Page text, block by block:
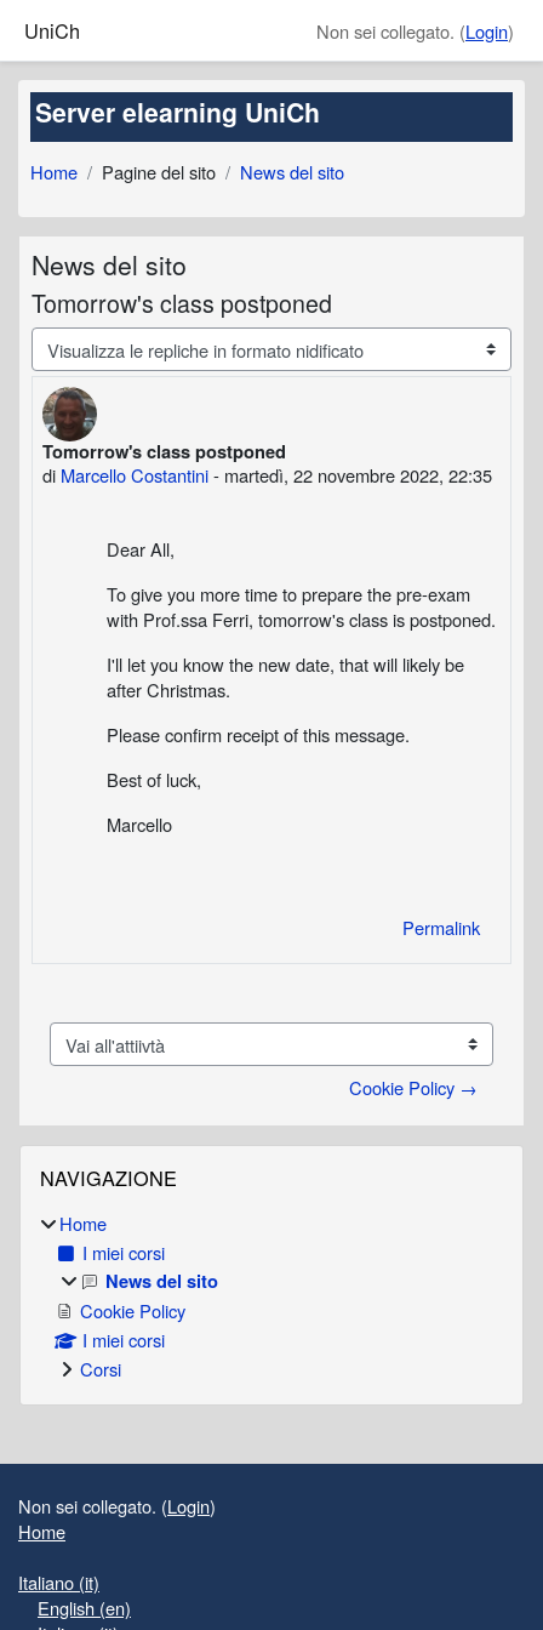
UniCh Non sei collegato. (Login)
Server elearning UniCh
Home Pagine del sito News del sito
News del sito
Tomorrow's class postponed
Modalità visualizzazione
Tomorrow's class postponed
di Marcello Costantini- martedì, 22 novembre 2022, 22:35
Numero di risposte: 0
Dear All,
To give you more time to prepare the pre-exam
with Prof.ssa Ferri, tomorrow's class is postponed.
I'll let you know the new date, that will likely be
after Christmas.
Please confirm receipt of this message.
Best of luck,
Marcello
Permalink
Vai all'attiivtà
Cookie Policy →
Blocchi
NAVIGAZIONE
Home
I miei corsi
News del sito
Cookie Policy
I miei corsi
Corsi
Blocchi supplementari
Non sei collegato. (Login)
Home
Italiano ‎(it)‎
English ‎(en)‎